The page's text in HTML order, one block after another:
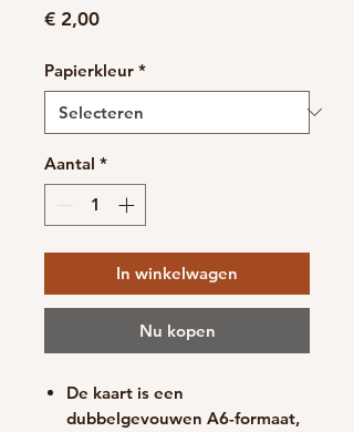
€ 2,00Prijs
Papierkleur *
Aantal *
In winkelwagen
Nu kopen
De kaart is een
dubbelgevouwen A6-formaat,